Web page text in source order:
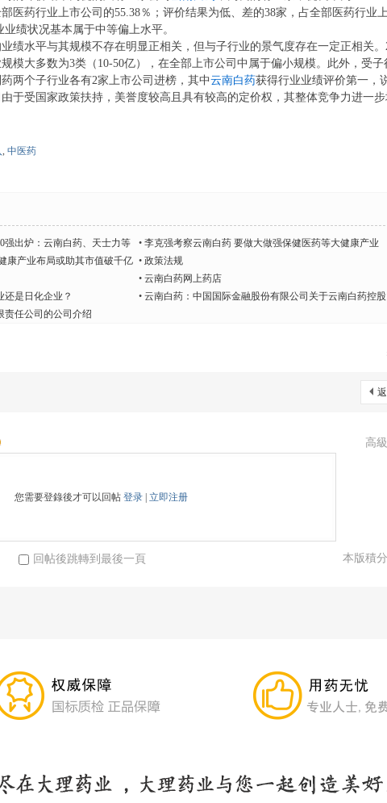
医药行业上市公司的55.38％；评价结果为低、差的38家，占全部医药行业
绩状况基本属于中等偏上水平。
绩水平与其规模不存在明显正相关，但与子行业的景气度存在一定正相关。
模大多数为3类（10-50亿），在全部上市公司中属于偏小规模。此外，受子
两个子行业各有2家上市公司进榜，其中云南白药获得行业业绩评价第一，
于受国家政策扶持，美誉度较高且具有较高的定价权，其整体竞争力进一
, 中医药
强出炉：云南白药、天士力等
• 李克强考察云南白药 要做大做强保健医药等大健康产业
康产业布局或助其市值破千亿 • 政策法规
• 云南白药网上药店
还是日化企业？ • 云南白药：中国国际金融股份有限公司关于云南白药控股
责任公司的公司介绍
高
您需要登錄後才可以回帖 登录 立即注册
本版積
回帖後跳轉到最後一頁